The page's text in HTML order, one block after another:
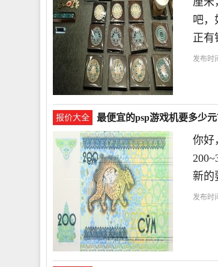
吧，
正有
发布时
报价大全 最便宜的psp游戏机要多少元
你好
新的
发布时